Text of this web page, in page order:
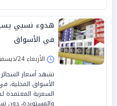
هدوء نسبي
في الأسواق
الأربعاء 24/ديسمبر/2025 - 11:30 ص
تشهد أسعار
الأسواق المحلية،
السعرية المعتمدة
والمستوردة، دون